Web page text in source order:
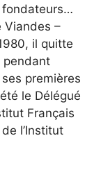
fondateurs…
Viandes –
il quitte
pendant
premières
le Délégué
Français
l’Institut